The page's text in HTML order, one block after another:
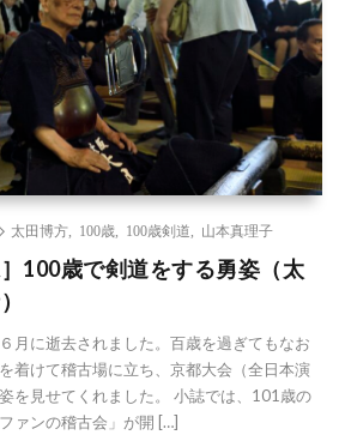
太田博方 100歳 100歳剣道 山本真理子
］100歳で剣道をする勇姿（太
月に逝去されました。百歳を過ぎてもなお
着けて稽古場に立ち、京都大会（全日本演
を見せてくれました。 小誌では、101歳の
ァンの稽古会」が開 […]